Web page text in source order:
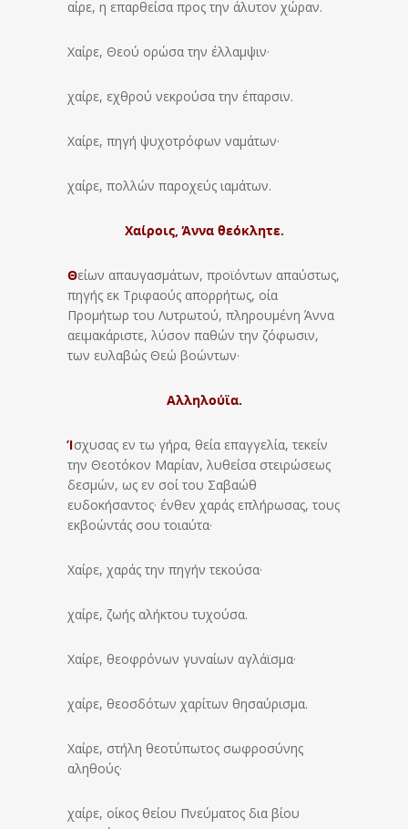
αίρε, η επαρθείσα προς την άλυτον χώραν.
Χαίρε, Θεού ορώσα την έλλαμψιν·
χαίρε, εχθρού νεκρούσα την έπαρσιν.
Χαίρε, πηγή ψυχοτρόφων ναμάτων·
χαίρε, πολλών παροχεύς ιαμάτων.
Χαίροις, Άννα θεόκλητε.
Θείων απαυγασμάτων, προϊόντων απαύστως,
πηγής εκ Τριφαούς απορρήτως, οία
Προμήτωρ του Λυτρωτού, πληρουμένη Άννα
αειμακάριστε, λύσον παθών την ζόφωσιν,
των ευλαβώς Θεώ βοώντων·
Αλληλούϊα.
Ίσχυσας εν τω γήρα, θεία επαγγελία, τεκείν
την Θεοτόκον Μαρίαν, λυθείσα στειρώσεως
δεσμών, ως εν σοί του Σαβαώθ
ευδοκήσαντος· ένθεν χαράς επλήρωσας, τους
εκβοώντάς σου τοιαύτα·
Χαίρε, χαράς την πηγήν τεκούσα·
χαίρε, ζωής αλήκτου τυχούσα.
Χαίρε, θεοφρόνων γυναίων αγλάϊσμα·
χαίρε, θεοσδότων χαρίτων θησαύρισμα.
Χαίρε, στήλη θεοτύπωτος σωφροσύνης
αληθούς·
χαίρε, οίκος θείου Πνεύματος δια βίου